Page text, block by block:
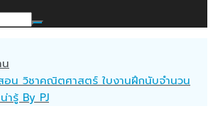
อน วิชาคณิตศาสตร์ ใบงานฝึกนับจำนวน
ารู้ By PJ